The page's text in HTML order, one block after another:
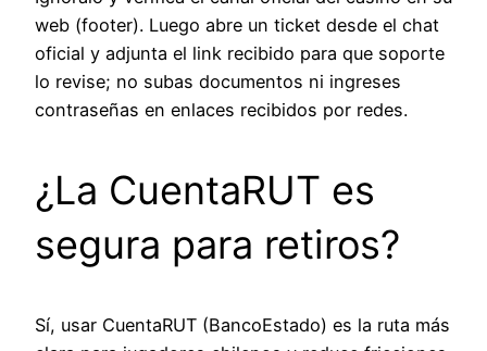
web (footer). Luego abre un ticket desde el chat
oficial y adjunta el link recibido para que soporte
lo revise; no subas documentos ni ingreses
contraseñas en enlaces recibidos por redes.
¿La CuentaRUT es
segura para retiros?
Sí, usar CuentaRUT (BancoEstado) es la ruta más